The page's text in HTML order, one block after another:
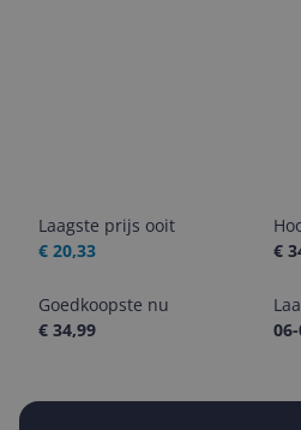
Laagste prijs ooit
€ 20,33
€
Goedkoopste nu
€ 34,99